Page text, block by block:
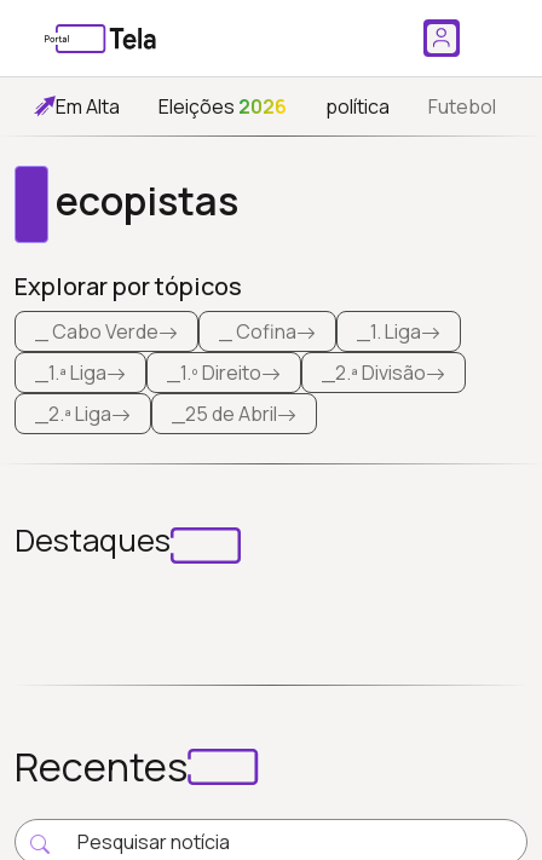
Em Alta Eleições 2026 política Futebol
ecopistas
Explorar por tópicos
_ Cabo Verde _ Cofina
_1. Liga
_1.ª Liga
_1.º Direito
_2.ª Divisão
_2.ª Liga
_25 de Abril
Destaques
Recentes